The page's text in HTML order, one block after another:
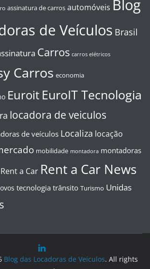
assinatura de carros automóveis Blog
de Veículos Brasil
Carros carros elétricos
Carros economia
Euroit EuroIT Tecnologia
locadora de veiculos
de veículos Localiza locação
mobilidade montadora montadoras
Rent a Car Rent a Car News
tecnologia trânsito Turismo Unidas
Blog das Locadoras de Veículos. All rights